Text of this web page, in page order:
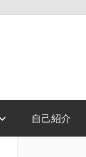
自己紹介